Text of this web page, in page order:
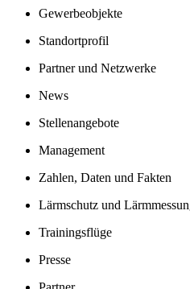
Gastronomie
Info
Gewerbeobjekte
Standortprofil
Partner und Netzwerke
News
Stellenangebote
Management
Zahlen, Daten und Fakten
Lärmschutz und Lärmmessung
Trainingsflüge